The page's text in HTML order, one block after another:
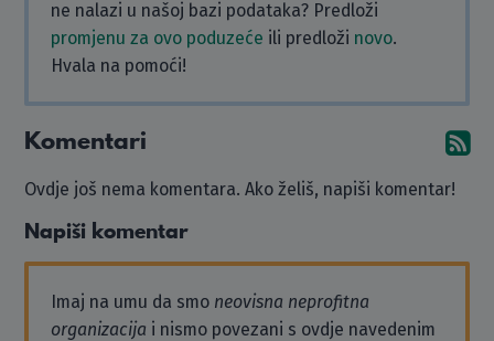
ne nalazi u našoj bazi podataka? Predloži
promjenu za ovo poduzeće ili predloži novo.
Hvala na pomoći!
Komentari
Ovdje još nema komentara. Ako želiš, napiši komentar!
Napiši komentar
Imaj na umu da smo neovisna neprofitna
organizacija i nismo povezani s ovdje navedenim